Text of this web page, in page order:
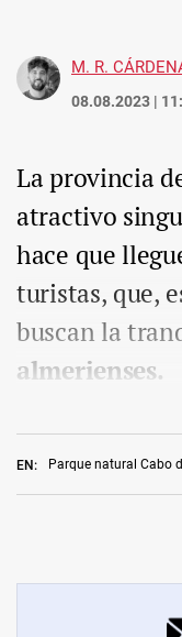
M. R.
08.08.2023 |
EN: Parque natural Cabo
La provincia
atractivo
hace que
turistas, que,
buscan la
almerienses.